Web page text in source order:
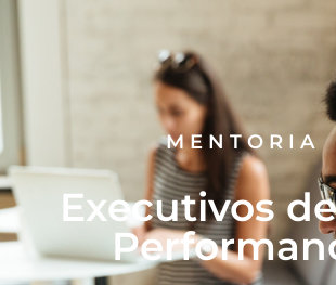
MENTORIA
Executivos